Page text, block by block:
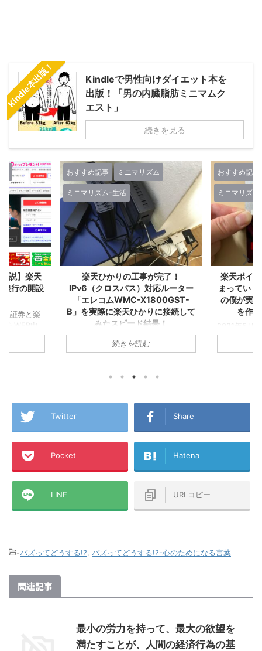
Kindle本出版！
Kindleで男性向けダイエット本を
出版！「男の内臓脂肪ミニマムク
エスト」
続きを見る
ズム
が完了！
応ルーター
に接続して
果！
らおうちの
A1理論で
トで使ってい
テプコ光
このアパー
天ひかりテ
マンションタ
おすすめ記事 ミニマリズム
ミニマリズム-生活
楽天ポイントが自動でどんどん貯
まっていく！『楽天経済圏2年生』
の僕が実感した誰もが楽天カード
を作るべき１２の理由！
2021年5月に▼『楽天経済圏』で生き
ていくことを決意し、その後すぐに楽
天カードを2枚発行してこの夏で無事
『楽天経済圏』にどっぷりとハマった
も含めた『楽天経済圏』という視点か
ら誰もが楽天カードを発行するメリッ
経済圏』に入ろうか悩んでいる方、各
種ポイントがいろんな経済圏にバラバ
ラに分散している方などの参考になれ
ば幸いです！ この記事のミ ...
続きを読む
おすすめ記
ミニマリ
人生-考え
Kindle
る！増
ら『
お金が貯
ゼロから
済圏』に
した！ そ
Twitter Share
Pocket Hatena
LINE URLコピー
-バズってどうする!? バズってどうする!?-心のためになる言葉
関連記事
最小の労力を持って、最大の欲望を
満たすことが、人間の経済行為の基